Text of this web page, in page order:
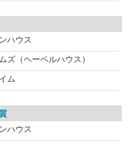
ハウス
ズ（ヘーベルハウス）
ム
ハウス